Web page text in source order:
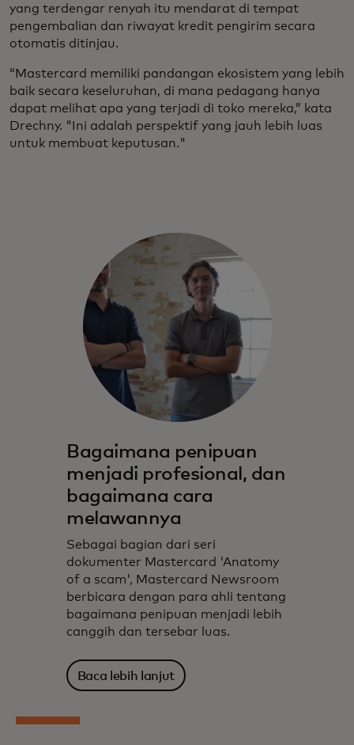
yang terdengar renyah itu mendarat di tempat
pengembalian dan riwayat kredit pengirim secara
otomatis ditinjau.
“Mastercard memiliki pandangan ekosistem yang lebih
baik secara keseluruhan, di mana pedagang hanya
dapat melihat apa yang terjadi di toko mereka,” kata
Drechny. "Ini adalah perspektif yang jauh lebih luas
untuk membuat keputusan."
Bagaimana penipuan
menjadi profesional, dan
bagaimana cara
melawannya
Sebagai bagian dari seri
dokumenter Mastercard 'Anatomy
of a scam', Mastercard Newsroom
berbicara dengan para ahli tentang
bagaimana penipuan menjadi lebih
canggih dan tersebar luas.
Baca lebih lanjut